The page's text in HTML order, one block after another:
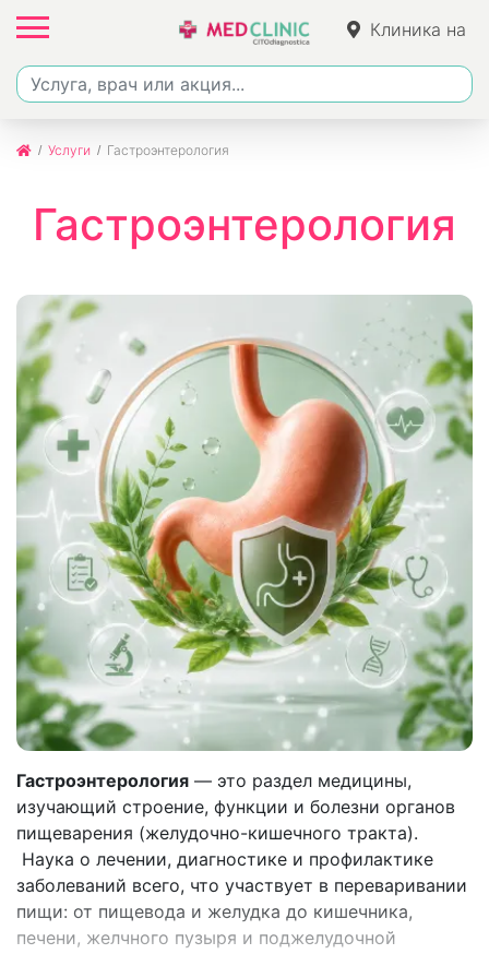
Клиника на
Фучика
Услуги Гастроэнтерология
Гастроэнтерология
Гастроэнтерология — это раздел медицины,
изучающий строение, функции и болезни органов
пищеварения (желудочно-кишечного тракта).
Наука о лечении, диагностике и профилактике
заболеваний всего, что участвует в переваривании
пищи: от пищевода и желудка до кишечника,
печени, желчного пузыря и поджелудочной